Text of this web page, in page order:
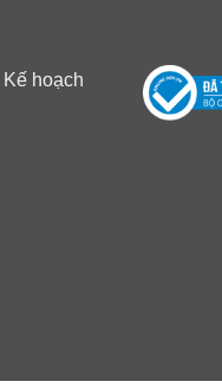
hoạch